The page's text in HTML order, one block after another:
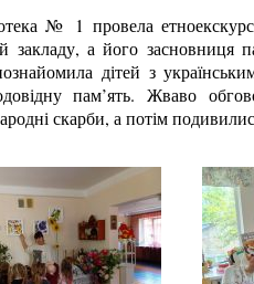
№ 1 провела
а його засновниця
дітей з
пам’ять. Жваво
скарби, а потім